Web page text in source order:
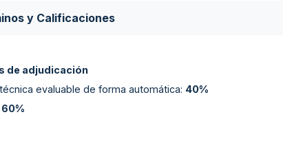
y Calificaciones
de adjudicación
evaluable de forma automática: 40%
60%